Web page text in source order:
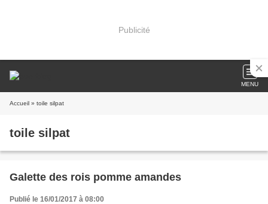
Publicité
MENU
Accueil » toile silpat
toile silpat
Galette des rois pomme amandes
Publié le 16/01/2017 à 08:00